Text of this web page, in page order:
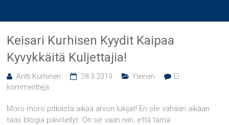
Keisari Kurhisen Kyydit Kaipaa
Kyvykkäitä Kuljettajia!
Antti Kurhinen 28.3.2019 Yleinen
Ei
kommentteja
Moro moro pitkästä aikaa arvon lukijat! En ole vähään aikaan
taas blogia päivitellyt. On se vaan niin, että tämä